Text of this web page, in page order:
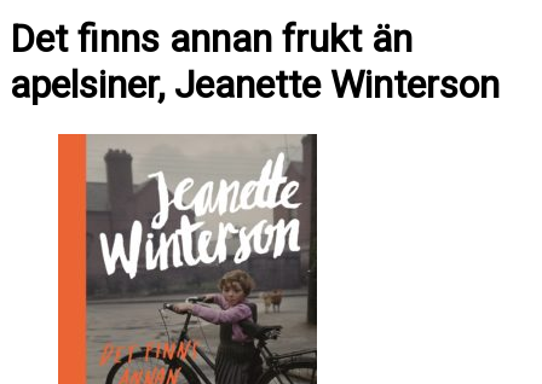
Det finns annan frukt än
apelsiner, Jeanette Winterson